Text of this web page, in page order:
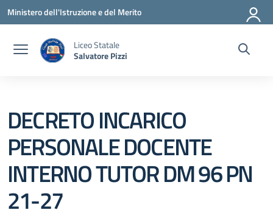
Vai ai contenuti
Vai al menu di navigazione
Vai al footer
Ministero dell'Istruzione e del Merito
Liceo Statale
Salvatore Pizzi
DECRETO INCARICO
PERSONALE DOCENTE
INTERNO TUTOR DM 96 PN
21-27